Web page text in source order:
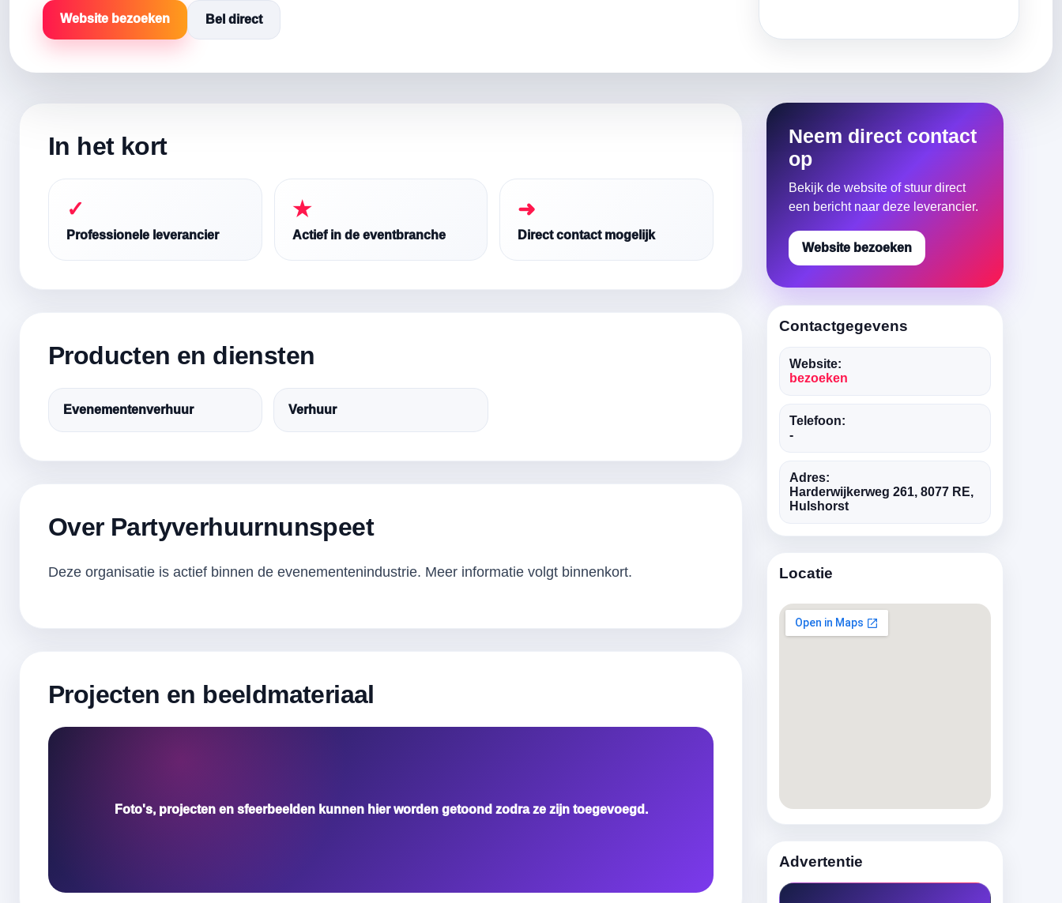
Website bezoeken Bel direct
In het kort
✓
Professionele leverancier
★
Actief in de eventbranche
➜
Direct contact mogelijk
Producten en diensten
Evenementenverhuur Verhuur
Over Partyverhuurnunspeet
Deze organisatie is actief binnen de evenementenindustrie. Meer informatie volgt binnenkort.
Projecten en beeldmateriaal
Foto's, projecten en sfeerbeelden kunnen hier worden getoond zodra ze zijn toegevoegd.
Neem direct contact
op
Bekijk de website of stuur direct
een bericht naar deze leverancier.
Website bezoeken
Contactgegevens
Website:
bezoeken
Telefoon:
-
Adres:
Harderwijkerweg 261, 8077 RE,
Hulshorst
Locatie
Advertentie